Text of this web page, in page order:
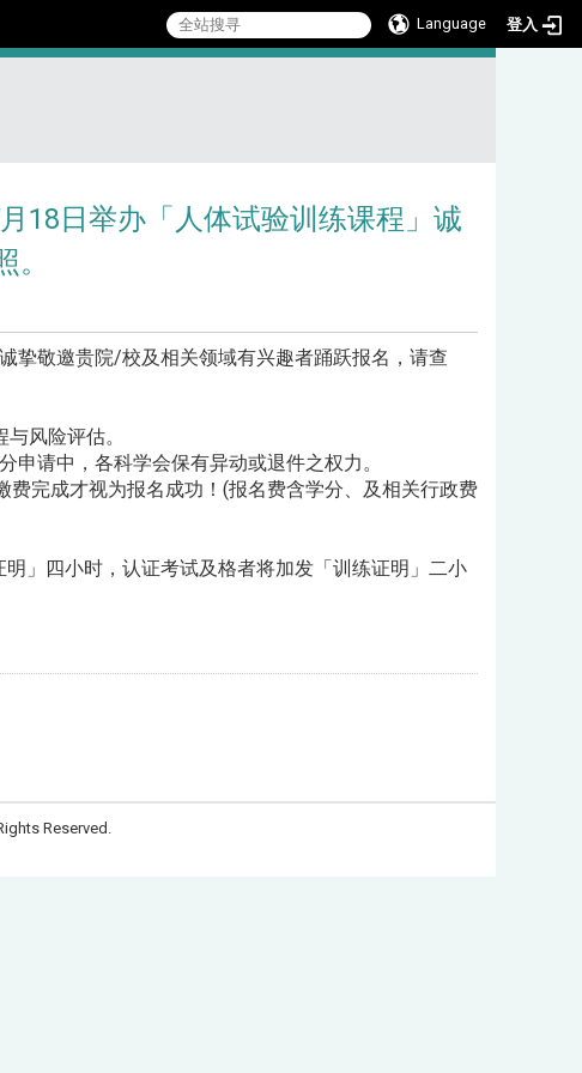
Language 登入
18日举办「人体试验训练课程」诚
敬邀贵院/校及相关领域有兴趣者踊跃报名，请查
风险评估。
请中，各科学会保有异动或退件之权力。
完成才视为报名成功！(报名费含学分、及相关行政费
」四小时，认证考试及格者将加发「训练证明」二小
Reserved.